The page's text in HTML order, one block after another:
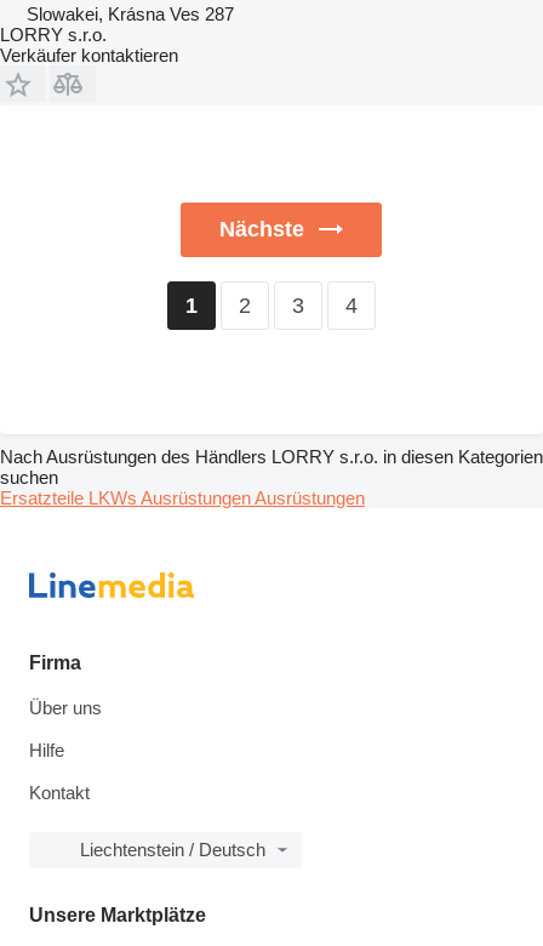
Slowakei, Krásna Ves 287
LORRY s.r.o.
Verkäufer kontaktieren
Nächste
1 2 3 4
Nach Ausrüstungen des Händlers LORRY s.r.o. in diesen Kategorien
suchen
Ersatzteile LKWs AusrüstungenAusrüstungen
Firma
Über uns
Hilfe
Kontakt
Liechtenstein / Deutsch
Unsere Marktplätze